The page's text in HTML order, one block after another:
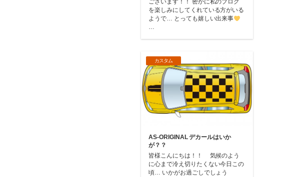
ございます！！ 密かに私のブログ
を楽しみにしてくれている方がいる
ようで… とっても嬉しい出来事
…
カスタム
AS-ORIGINAL デカールはいか
が？？
皆様こんにちは！！ 気候のよう
に心まで冷え切りたくない今日この
頃… いかがお過ごしでしょう